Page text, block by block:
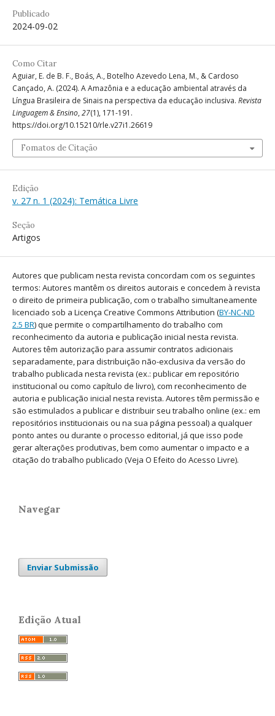
Publicado
2024-09-02
Como Citar
Aguiar, E. de B. F., Boás, A., Botelho Azevedo Lena, M., & Cardoso
Cançado, A. (2024). A Amazônia e a educação ambiental através da
Língua Brasileira de Sinais na perspectiva da educação inclusiva. Revista
Linguagem & Ensino, 27(1), 171-191.
https://doi.org/10.15210/rle.v27i1.26619
Fomatos de Citação
Edição
v. 27 n. 1 (2024): Temática Livre
Seção
Artigos
Autores que publicam nesta revista concordam com os seguintes
termos: Autores mantêm os direitos autorais e concedem à revista
o direito de primeira publicação, com o trabalho simultaneamente
licenciado sob a Licença Creative Commons Attribution (BY-NC-ND
2.5 BR) que permite o compartilhamento do trabalho com
reconhecimento da autoria e publicação inicial nesta revista.
Autores têm autorização para assumir contratos adicionais
separadamente, para distribuição não-exclusiva da versão do
trabalho publicada nesta revista (ex.: publicar em repositório
institucional ou como capítulo de livro), com reconhecimento de
autoria e publicação inicial nesta revista. Autores têm permissão e
são estimulados a publicar e distribuir seu trabalho online (ex.: em
repositórios institucionais ou na sua página pessoal) a qualquer
ponto antes ou durante o processo editorial, já que isso pode
gerar alterações produtivas, bem como aumentar o impacto e a
citação do trabalho publicado (Veja O Efeito do Acesso Livre).
Navegar
Enviar Submissão
Edição Atual